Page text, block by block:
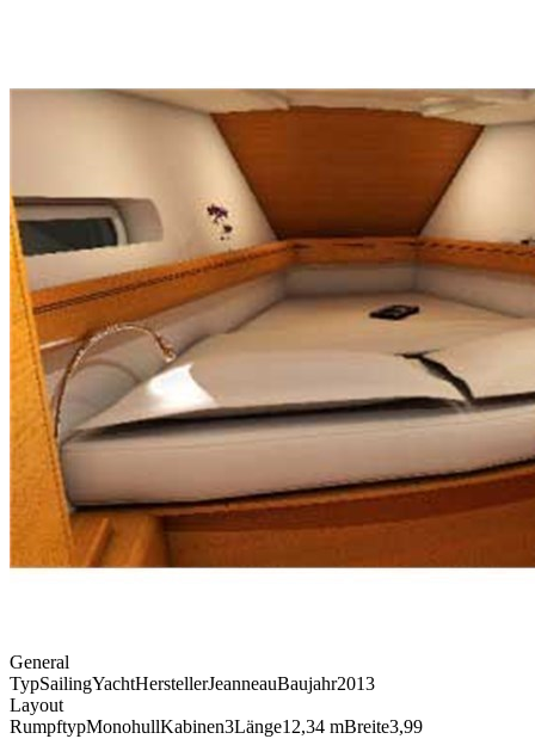
General
TypSailingYachtHerstellerJeanneauBaujahr2013
Layout
RumpftypMonohullKabinen3Länge12,34 mBreite3,99